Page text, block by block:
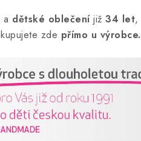
a dětské oblečeníjiž 34 let,
zde přímo u výrobce.